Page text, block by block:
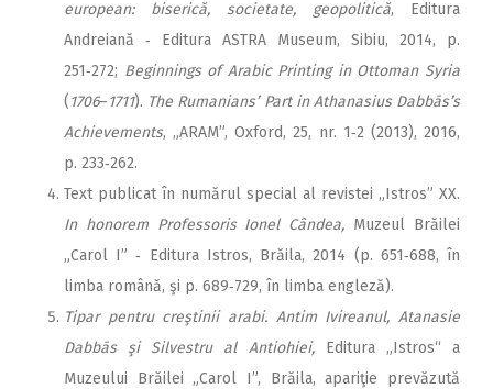
european: biserică, societate, geopolitică, Editura
Andreiană ‑ Editura ASTRA Museum, Sibiu, 2014, p.
251‑272; Beginnings of Arabic Printing in Ottoman Syria
(1706–1711). The Rumanians’ Part in Athanasius Dabbās’s
Achievements, „ARAM”, Oxford, 25, nr. 1‑2 (2013), 2016,
p. 233‑262.
Text publicat în numărul special al revistei „Istros” XX.
In honorem Professoris Ionel Cândea, Muzeul Brăilei
„Carol I” ‑ Editura Istros, Brăila, 2014 (p. 651‑688, în
limba română, şi p. 689‑729, în limba engleză).
Tipar pentru creştinii arabi. Antim Ivireanul, Atanasie
Dabbās şi Silvestru al Antiohiei, Editura „Istros“ a
Muzeului Brăilei „Carol I”, Brăila, apariţie prevăzută